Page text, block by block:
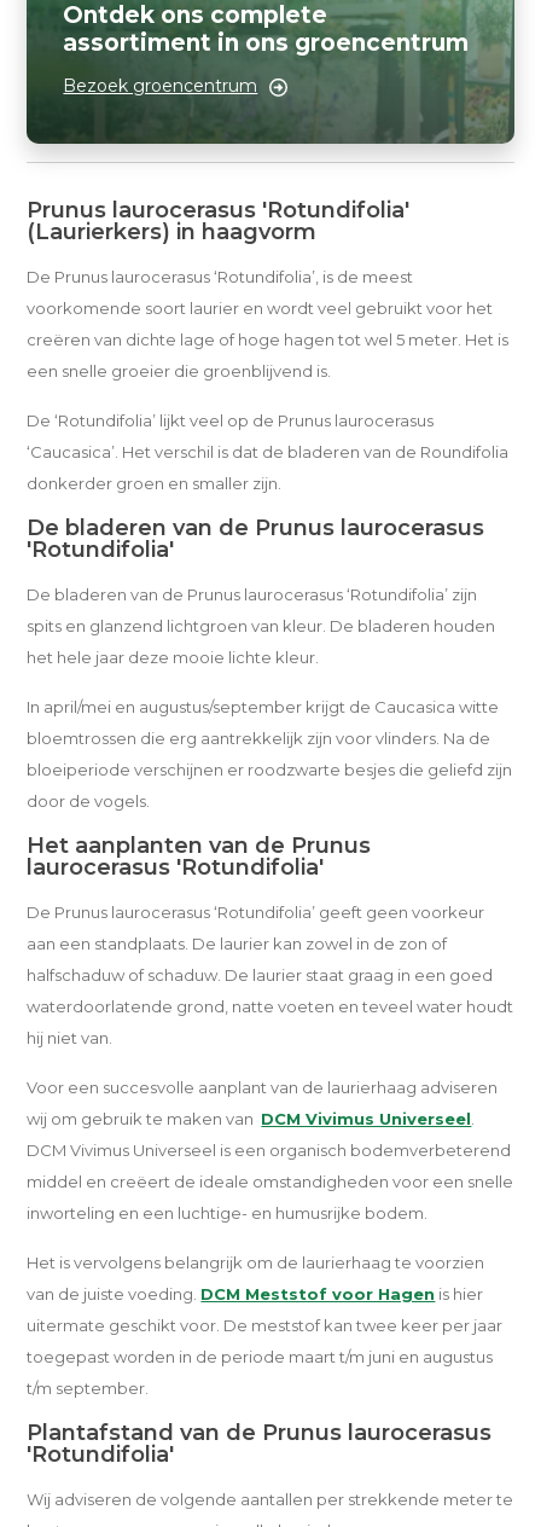
Ontdek ons complete
assortiment in ons groencentrum
Bezoek groencentrum
Prunus laurocerasus 'Rotundifolia'
(Laurierkers) in haagvorm
De Prunus laurocerasus ‘Rotundifolia’, is de meest
voorkomende soort laurier en wordt veel gebruikt voor het
creëren van dichte lage of hoge hagen tot wel 5 meter. Het is
een snelle groeier die groenblijvend is.
De ‘Rotundifolia’ lijkt veel op de Prunus laurocerasus
‘Caucasica’. Het verschil is dat de bladeren van de Roundifolia
donkerder groen en smaller zijn.
De bladeren van de Prunus laurocerasus
'Rotundifolia'
De bladeren van de Prunus laurocerasus ‘Rotundifolia’ zijn
spits en glanzend lichtgroen van kleur. De bladeren houden
het hele jaar deze mooie lichte kleur.
In april/mei en augustus/september krijgt de Caucasica witte
bloemtrossen die erg aantrekkelijk zijn voor vlinders. Na de
bloeiperiode verschijnen er roodzwarte besjes die geliefd zijn
door de vogels.
Het aanplanten van de Prunus
laurocerasus 'Rotundifolia'
De Prunus laurocerasus ‘Rotundifolia’ geeft geen voorkeur
aan een standplaats. De laurier kan zowel in de zon of
halfschaduw of schaduw. De laurier staat graag in een goed
waterdoorlatende grond, natte voeten en teveel water houdt
hij niet van.
Voor een succesvolle aanplant van de laurierhaag adviseren
wij om gebruik te maken van DCM Vivimus Universeel
DCM Vivimus Universeel is een organisch bodemverbeterend
middel en creëert de ideale omstandigheden voor een snelle
inworteling en een luchtige- en humusrijke bodem.
Het is vervolgens belangrijk om de laurierhaag te voorzien
van de juiste voeding. DCM Meststof voor Hagen is hier
uitermate geschikt voor. De meststof kan twee keer per jaar
toegepast worden in de periode maart t/m juni en augustus
t/m september.
Plantafstand van de Prunus laurocerasus
'Rotundifolia'
Wij adviseren de volgende aantallen per strekkende meter te